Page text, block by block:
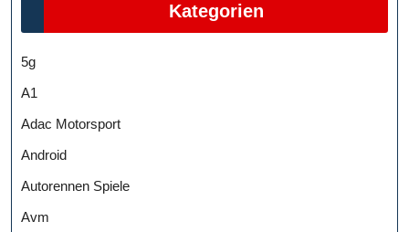
Kategorien
5g
A1
Adac Motorsport
Android
Autorennen Spiele
Avm